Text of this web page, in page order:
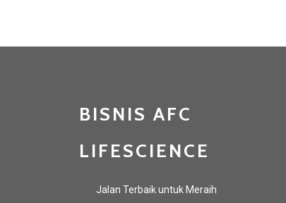
BISNIS AFC
LIFESCIENCE
Jalan Terbaik untuk Meraih